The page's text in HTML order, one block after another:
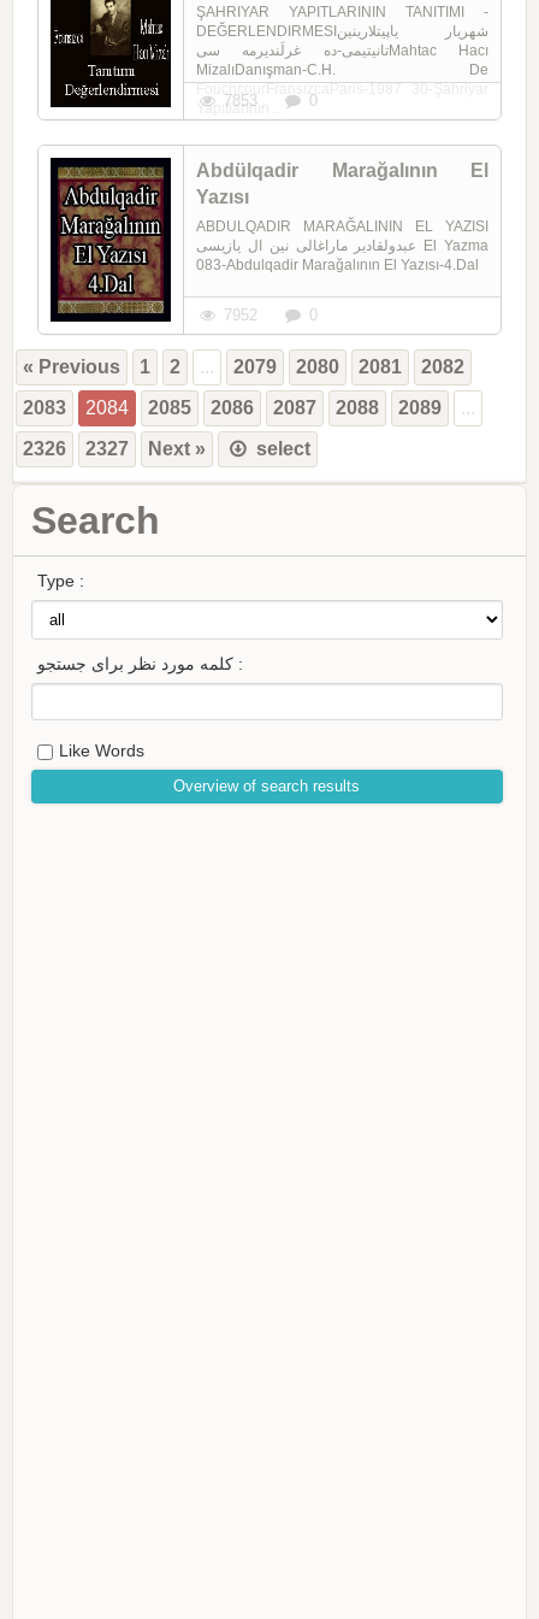
ŞAHRIYAR YAPITLARININ TANITIMI -
DEĞERLENDIRMESIشهریار یاپیتلارینین
تانیتیمی-ده غرلَندیرمه سیMahtac Hacı
MizalıDanışman-C.H. De
Yapıtlarının ...
7853 0
Abdülqadir Marağalının El
Yazısı
ABDULQADIR MARAĞALININ EL YAZISI
عبدولقا‌دیر ماراغا‌لی نین ال یازیسی El Yazma
083-Abdulqadir Marağalının El Yazısı-4.Dal
7952 0
« Previous 1 2 ... 2079 2080 2081
2082
2083
2084 2085 2086 2087 2088 2089
...
2326
2327 Next » select
Search
Type :
کلمه مورد نظر برای جستجو :
Like Words